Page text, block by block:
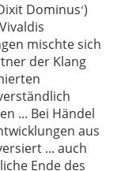
Dominus‘)
mischte sich
der Klang
... Bei Händel
aus
... auch
Ende des